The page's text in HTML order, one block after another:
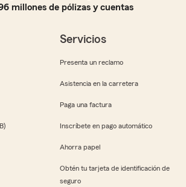
millones de pólizas y cuentas
Servicios
Presenta un reclamo
Asistencia en la carretera
Paga una factura
Inscríbete en pago automático
Ahorra papel
Obtén tu tarjeta de identificación de
seguro